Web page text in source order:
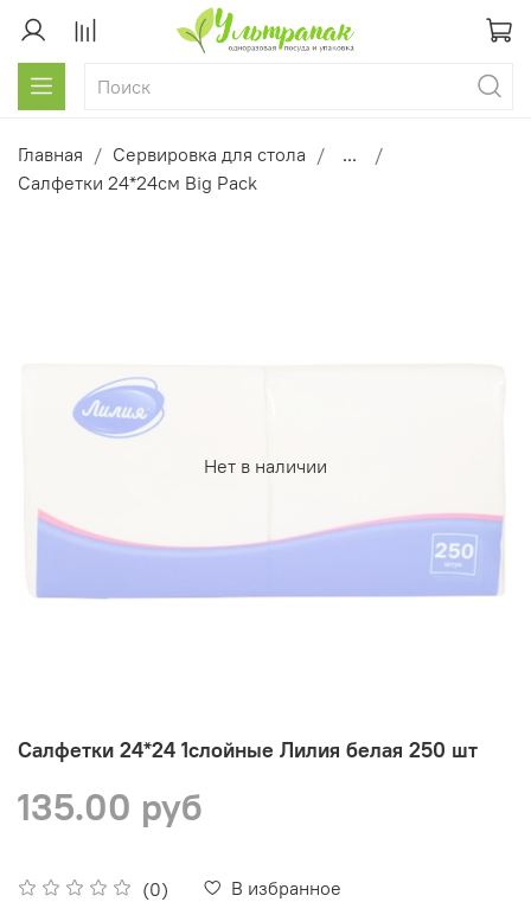
Главная Сервировка для стола
...
Салфетки 24*24см Big Pack
Нет в наличии
Салфетки 24*24 1слойные Лилия белая 250 шт
(0) В избранное
135.00 руб